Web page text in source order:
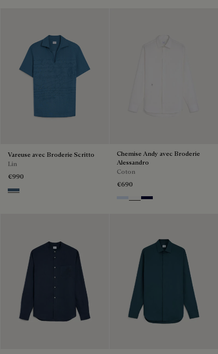
Vareuse avec Broderie Scritto
Lin
€990
Dim Blue
Chemise Andy avec Broderie
Alessandro
Coton
€690
Sky Blue
Blanc Optique
Nero Blue